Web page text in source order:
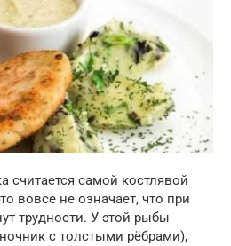
считается самой костлявой
вовсе не означает, что при
трудности. У этой рыбы
с толстыми рёбрами),